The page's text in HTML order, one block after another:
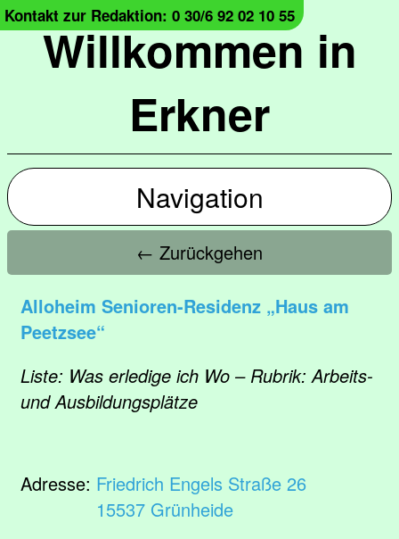
Willkommen in
Erkner
Kontakt zur Redaktion: 0 30/6 92 02 10 55
Navigation
← Zurückgehen
Alloheim Senioren-Residenz „Haus am
Peetzsee“
Liste: Was erledige ich Wo – Rubrik: Arbeits-
und Ausbildungsplätze
Adresse: Friedrich Engels Straße 26
15537 Grünheide